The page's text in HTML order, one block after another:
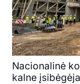
Nacionalinė
kalne įsibėgėja